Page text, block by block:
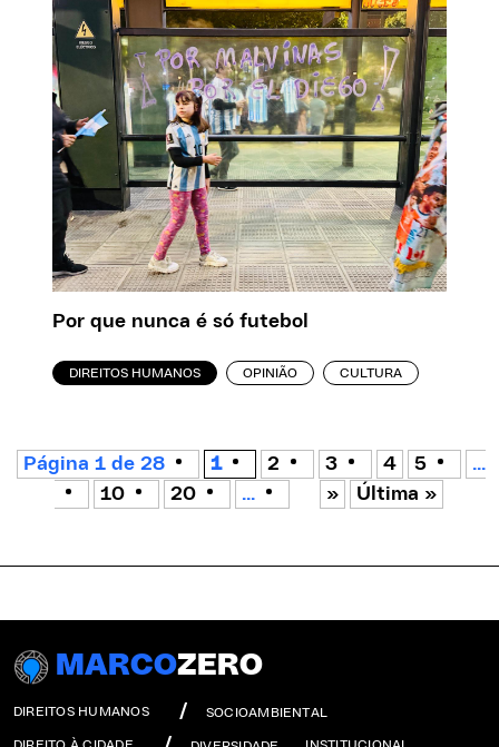
Por que nunca é só futebol
DIREITOS HUMANOS OPINIÃO CULTURA
Página 1 de 28 1 2 3 4 5
...
10
20 ... » Última »
MARCOZERO
DIREITOS HUMANOS SOCIOAMBIENTAL